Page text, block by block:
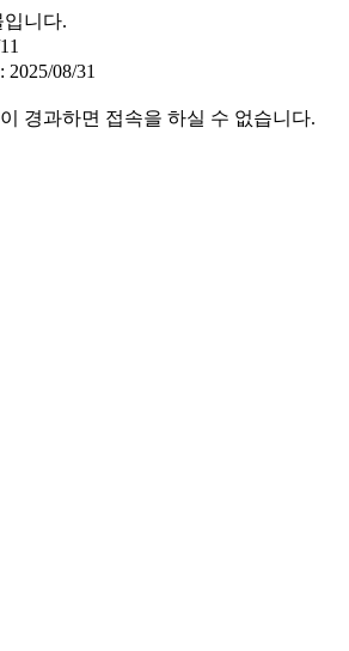
니다.
08/31
경과하면 접속을 하실 수 없습니다.